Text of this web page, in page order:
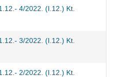
4/2022. (I.12.) Kt.
3/2022. (I.12.) Kt.
2/2022. (I.12.) Kt.